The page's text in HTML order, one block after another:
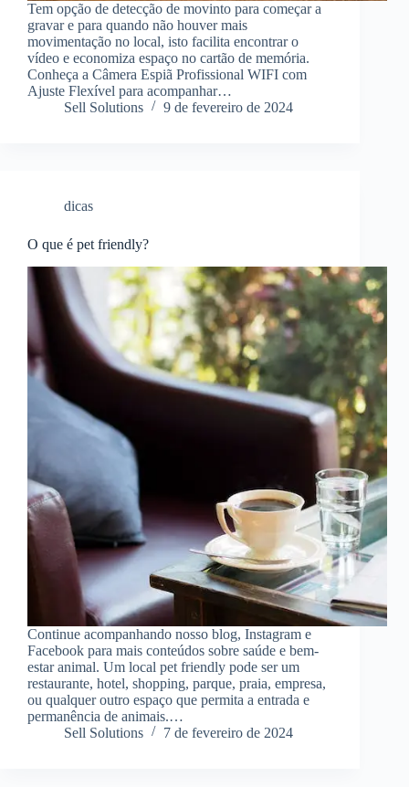
Tem opção de detecção de movinto para começar a
gravar e para quando não houver mais
movimentação no local, isto facilita encontrar o
vídeo e economiza espaço no cartão de memória.
Conheça a Câmera Espiã Profissional WIFI com
Ajuste Flexível para acompanhar…
Sell Solutions
9 de fevereiro de 2024
dicas
O que é pet friendly?
Continue acompanhando nosso blog, Instagram e
Facebook para mais conteúdos sobre saúde e bem-
estar animal. Um local pet friendly pode ser um
restaurante, hotel, shopping, parque, praia, empresa,
ou qualquer outro espaço que permita a entrada e
permanência de animais.…
Sell Solutions
7 de fevereiro de 2024